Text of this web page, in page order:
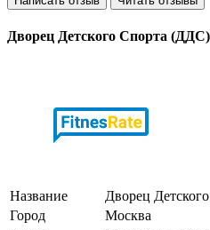
Дворец Детского Спорта (ДДС)
Название
Дворец
Город
Москва